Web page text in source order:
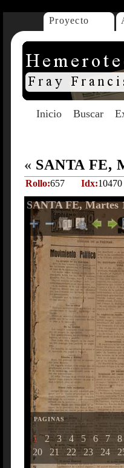
Proyecto
Inicio Buscar
« SANTA FE,
Rollo:657 Idx:10470
SANTA FE, Martes
PAGINAS
1 2 3 4 5 6 7 8
20
21 22 23 24